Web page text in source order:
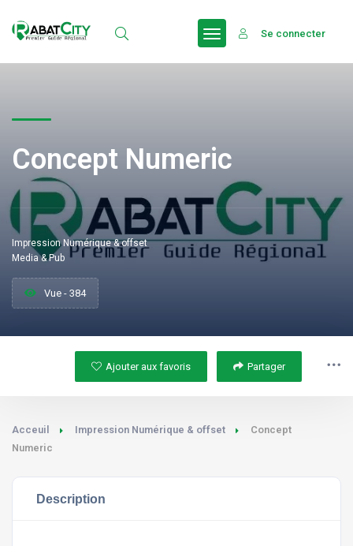
Se connecter
Concept Numeric
Impression Numérique & offset
Media & Pub
Vue - 384
Ajouter aux favoris Partager
Acceuil Impression Numérique & offset
Concept
Numeric
Description